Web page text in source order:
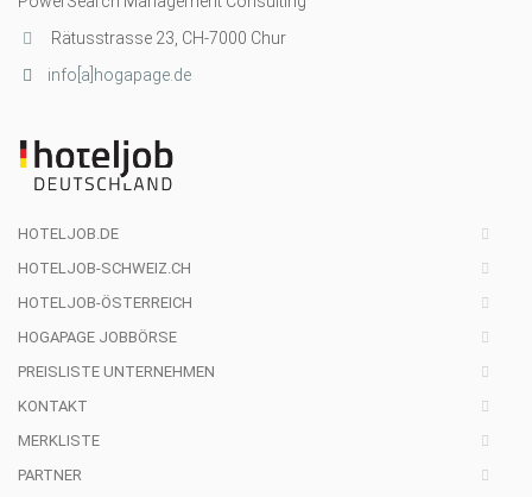
Rätusstrasse 23, CH-7000 Chur
info[a]hogapage.de
HOTELJOB.DE
HOTELJOB-SCHWEIZ.CH
HOTELJOB-ÖSTERREICH
HOGAPAGE JOBBÖRSE
PREISLISTE UNTERNEHMEN
KONTAKT
MERKLISTE
PARTNER